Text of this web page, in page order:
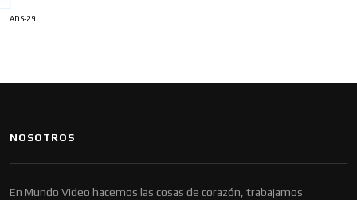
ADS-29
NOSOTROS
En Mundo Video hacemos las cosas de corazón, trabajamos